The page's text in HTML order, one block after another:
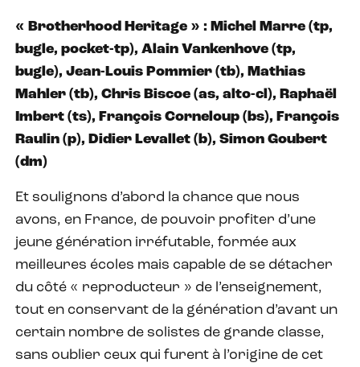
« Brotherhood Heritage » : Michel Marre (tp,
bugle, pocket-tp), Alain Vankenhove (tp,
bugle), Jean-Louis Pommier (tb), Mathias
Mahler (tb), Chris Biscoe (as, alto-cl), Raphaël
Imbert (ts), François Corneloup (bs), François
Raulin (p), Didier Levallet (b), Simon Goubert
(dm)
Et soulignons d’abord la chance que nous
avons, en France, de pouvoir profiter d’une
jeune génération irréfutable, formée aux
meilleures écoles mais capable de se détacher
du côté « reproducteur » de l’enseignement,
tout en conservant de la génération d’avant un
certain nombre de solistes de grande classe,
sans oublier ceux qui furent à l’origine de cet